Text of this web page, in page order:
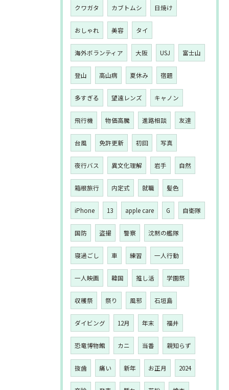
クワガタ カブトムシ 日焼け
おしゃれ 美容 タイ
海外ボランティア 大阪 USJ 富士山
登山 高山病 夏休み 宿題
多すぎる 望遠レンズ キャノン
飛行機 物価高騰 進路相談 友達
台風 免許更新 初回 写真
夜行バス 異文化理解 岩手 自然
箱根旅行 内定式 就職 髪色
iPhone 13 apple care G 自衛隊
国防 盗撮 警察 沈黙の艦隊
寝過ごし 車 練習 一人行動
一人映画 韓国 推し活 学園祭
収穫祭 祭り 風邪 石垣島
ダイビング 12月 年末 福井
恐竜博物館 カニ 当番 親知らず
抜歯 痛い 新年 お正月 2024